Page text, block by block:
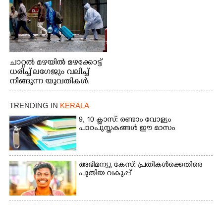
ചാറ്റൽ മഴയിൽ മഴക്കോട്ട്
ധരിച്ച് ലഗേജും വലിച്ച്
നീങ്ങുന്ന യുവതികൾ.
എറണാകുളം മേനകയിൽ
നിന്നുള്ള കാഴ്ച
TRENDING IN KERALA
9, 10 ക്ലാസ്: രണ്ടാം വോള്യം
പാഠപുസ്തകങ്ങൾ ഈ മാസം
അഭിമന്യു കേസ്: പ്രതികൾക്കെതിരെ
പുതിയ വകുപ്പ്